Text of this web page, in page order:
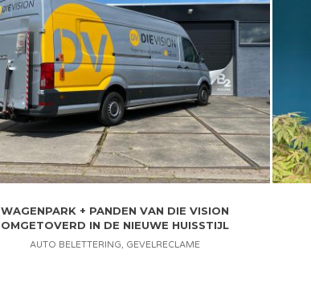
WAGENPARK + PANDEN VAN DIE VISION
OMGETOVERD IN DE NIEUWE HUISSTIJL
AUTO BELETTERING, GEVELRECLAME